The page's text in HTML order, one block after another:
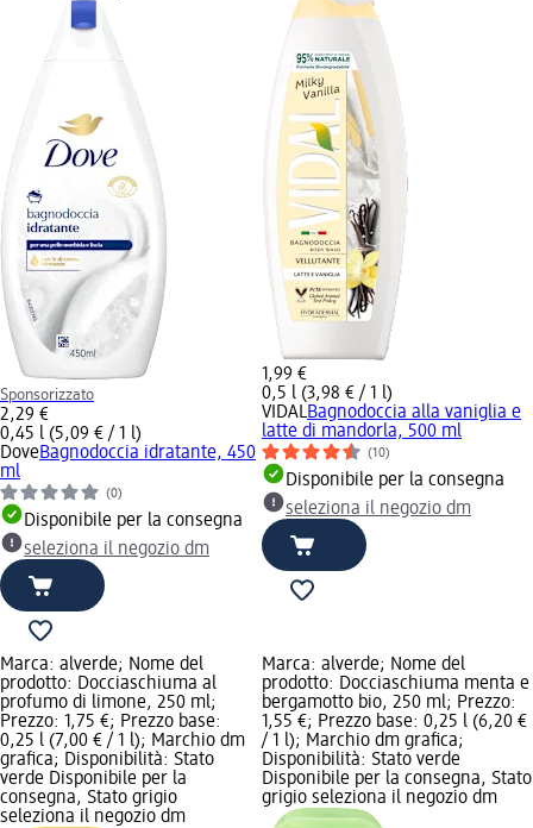
Sponsorizzato
2,29 €
0,45 l (5,09 € / 1 l)
DoveBagnodoccia idratante, 450
ml
(0)
Disponibile per la consegna
seleziona il negozio dm
1,99 €
0,5 l (3,98 € / 1 l)
VIDALBagnodoccia alla vaniglia e
latte di mandorla, 500 ml
(10)
Disponibile per la consegna
seleziona il negozio dm
Marca: alverde; Nome del
prodotto: Docciaschiuma al
profumo di limone, 250 ml;
Prezzo: 1,75 €; Prezzo base:
0,25 l (7,00 € / 1 l); Marchio dm
grafica; Disponibilità: Stato
verde Disponibile per la
consegna, Stato grigio
seleziona il negozio dm
Marca: alverde; Nome del
prodotto: Docciaschiuma menta e
bergamotto bio, 250 ml; Prezzo:
1,55 €; Prezzo base: 0,25 l (6,20 €
/ 1 l); Marchio dm grafica;
Disponibilità: Stato verde
Disponibile per la consegna, Stato
grigio seleziona il negozio dm